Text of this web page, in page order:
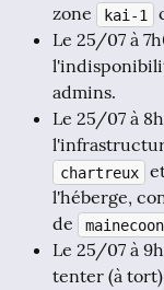
zone
kai-1
Le 25/07 à
admins.
Le 25/07 à
chartreux
l'héberge,
de
mainecoon
Le 25/07 à
tenter (à